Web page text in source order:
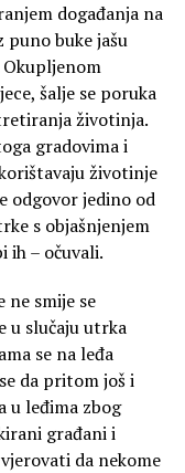
događanja na
puno buke jašu
šalje se poruka
životinja.
gradovima i
životinje
odgovor jedino od
s objašnjenjem
ih – očuvali.
ne smije se
u slučaju utrka
se na leđa
da pritom još i
u leđima zbog
građani i
da nekome